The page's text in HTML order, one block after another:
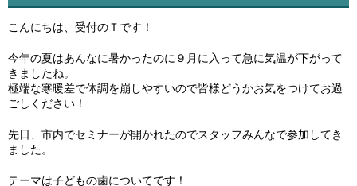
こんにちは、受付のＴです！
今年の夏はあんなに暑かったのに９月に入って急に気温が下がって
きましたね。
極端な寒暖差で体調を崩しやすいので皆様どうかお気をつけてお過
ごしください！
先日、市内でセミナーが開かれたのでスタッフみんなで参加してき
ました。
テーマは子どもの歯についてです！